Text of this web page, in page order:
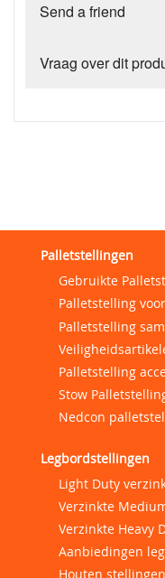
Send a friend
Vraag over dit
Palletstellingen
Gebruikte
Palletstelling
Palletstelling
Palletstelling
Stow
Nedcon
Legbordstellingen
Light Duty
Verzinkte
Verzinkte Heavy
Aanbiedingen
Houten